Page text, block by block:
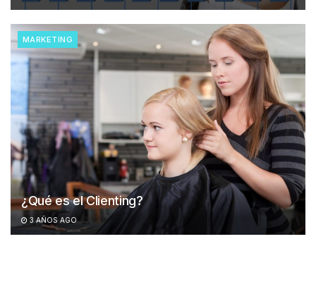
MARKETING
¿Qué es el Clienting?
3 AÑOS AGO